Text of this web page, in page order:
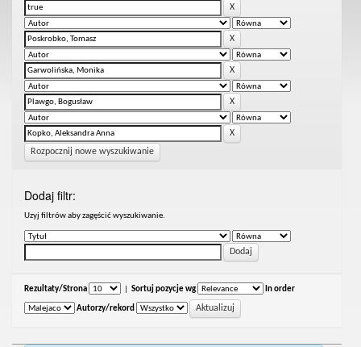
Rozpocznij nowe wyszukiwanie
Dodaj filtr:
Uzyj filtrów aby zagęścić wyszukiwanie.
Rezultaty/Strona Sortuj pozycje wg In order
Autorzy/rekord